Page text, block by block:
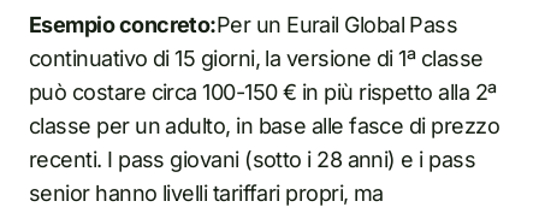
Esempio concreto:Per un Eurail Global Pass
continuativo di 15 giorni, la versione di 1ª classe
può costare circa 100-150 € in più rispetto alla 2ª
classe per un adulto, in base alle fasce di prezzo
recenti. I pass giovani (sotto i 28 anni) e i pass
senior hanno livelli tariffari propri, ma